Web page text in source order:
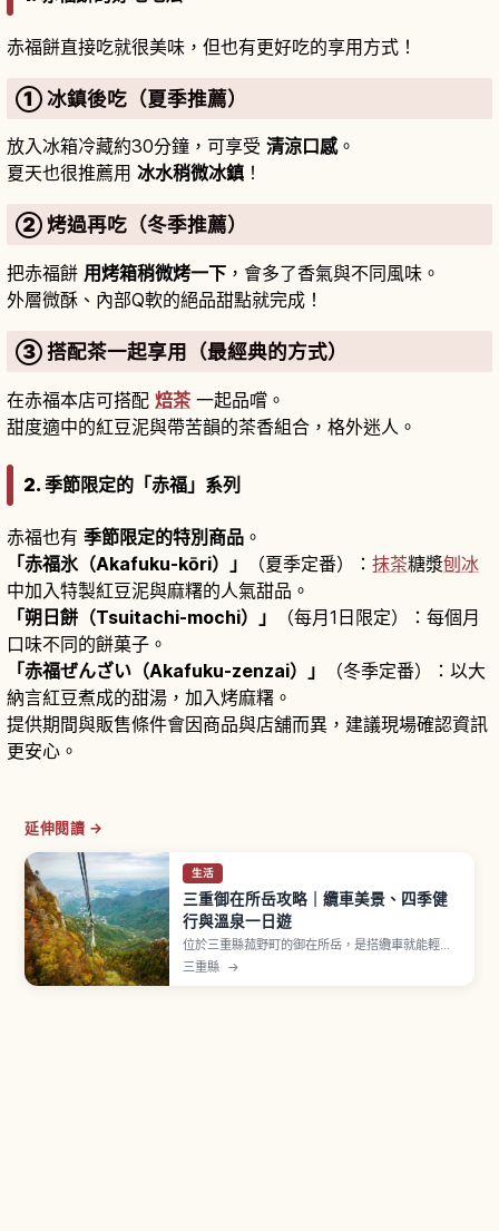
赤福餅直接吃就很美味，但也有更好吃的享用方式！
① 冰鎮後吃（夏季推薦）
放入冰箱冷藏約30分鐘，可享受 清涼口感。
夏天也很推薦用 冰水稍微冰鎮 ！
② 烤過再吃（冬季推薦）
把赤福餅 用烤箱稍微烤一下 ，會多了香氣與不同風味。
外層微酥、內部Q軟的絕品甜點就完成！
③ 搭配茶一起享用（最經典的方式）
在赤福本店可搭配 焙茶一起品嚐。
甜度適中的紅豆泥與帶苦韻的茶香組合，格外迷人。
2. 季節限定的「赤福」系列
赤福也有 季節限定的特別商品 。
「赤福氷（Akafuku-kōri）」
（夏季定番）： 抹茶糖漿刨冰
中加入特製紅豆泥與麻糬的人氣甜品。
「朔日餅（Tsuitachi-mochi）」
（每月1日限定）：每個月
口味不同的餅菓子。
「赤福ぜんざい（Akafuku-zenzai）」
（冬季定番）：以大
納言紅豆煮成的甜湯，加入烤麻糬。
提供期間與販售條件會因商品與店舖而異，建議現場確認資訊
更安心。
延伸閱讀 →
生活
三重御在所岳攻略｜纜車美景、四季健
行與溫泉一日遊
位於三重縣菰野町的御在所岳，是搭纜車就能輕鬆
登頂的熱門景觀山。文章介紹春季新綠、秋季楓
三重縣 →